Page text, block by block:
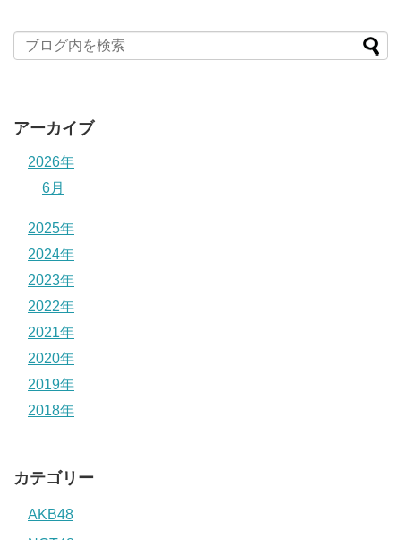
アーカイブ
2026年
6月
2025年
2024年
2023年
2022年
2021年
2020年
2019年
2018年
カテゴリー
AKB48